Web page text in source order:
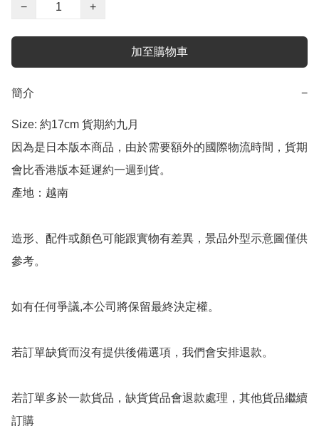
−
+
加至購物車
簡介 −
Size: 約17cm 貨期約九月
因為是日本版本商品，由於需要額外的國際物流時間，貨期
會比香港版本延遲約一週到貨。
產地：越南
造形、配件或顏色可能跟實物有差異，景品外型示意圖僅供
參考。
如有任何爭議,本公司將保留最終決定權。
若訂單缺貨而沒有提供後備選項，我們會安排退款。
若訂單多於一款貨品，缺貨貨品會退款處理，其他貨品繼續